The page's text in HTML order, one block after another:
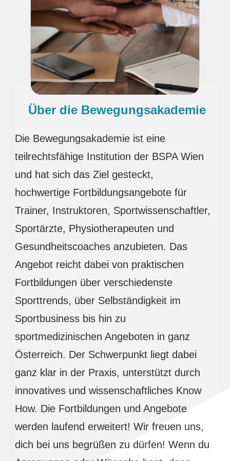
Über die Bewegungsakademie
Die Bewegungsakademie ist eine
teilrechtsfähige Institution der BSPA Wien
und hat sich das Ziel gesteckt,
hochwertige Fortbildungsangebote für
Trainer, Instruktoren, Sportwissenschaftler,
Sportärzte, Physiotherapeuten und
Gesundheitscoaches anzubieten. Das
Angebot reicht dabei von praktischen
Fortbildungen über verschiedenste
Sporttrends, über Selbständigkeit im
Sportbusiness bis hin zu
sportmedizinischen Angeboten in ganz
Österreich. Der Schwerpunkt liegt dabei
ganz klar in der Praxis, unterstützt durch
innovatives und wissenschaftliches Know
How. Die Fortbildungen und Angebote
werden laufend erweitert! Wir freuen uns,
dich bei uns begrüßen zu dürfen! Wenn du